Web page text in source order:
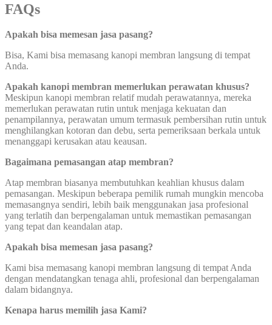
FAQs
Apakah bisa memesan jasa pasang?
Bisa, Kami bisa memasang kanopi membran langsung di tempat
Anda.
Apakah kanopi membran memerlukan perawatan khusus?
Meskipun kanopi membran relatif mudah perawatannya, mereka
memerlukan perawatan rutin untuk menjaga kekuatan dan
penampilannya, perawatan umum termasuk pembersihan rutin untuk
menghilangkan kotoran dan debu, serta pemeriksaan berkala untuk
menanggapi kerusakan atau keausan.
Bagaimana pemasangan atap membran?
Atap membran biasanya membutuhkan keahlian khusus dalam
pemasangan. Meskipun beberapa pemilik rumah mungkin mencoba
memasangnya sendiri, lebih baik menggunakan jasa profesional
yang terlatih dan berpengalaman untuk memastikan pemasangan
yang tepat dan keandalan atap.
Apakah bisa memesan jasa pasang?
Kami bisa memasang kanopi membran langsung di tempat Anda
dengan mendatangkan tenaga ahli, profesional dan berpengalaman
dalam bidangnya.
Kenapa harus memilih jasa Kami?